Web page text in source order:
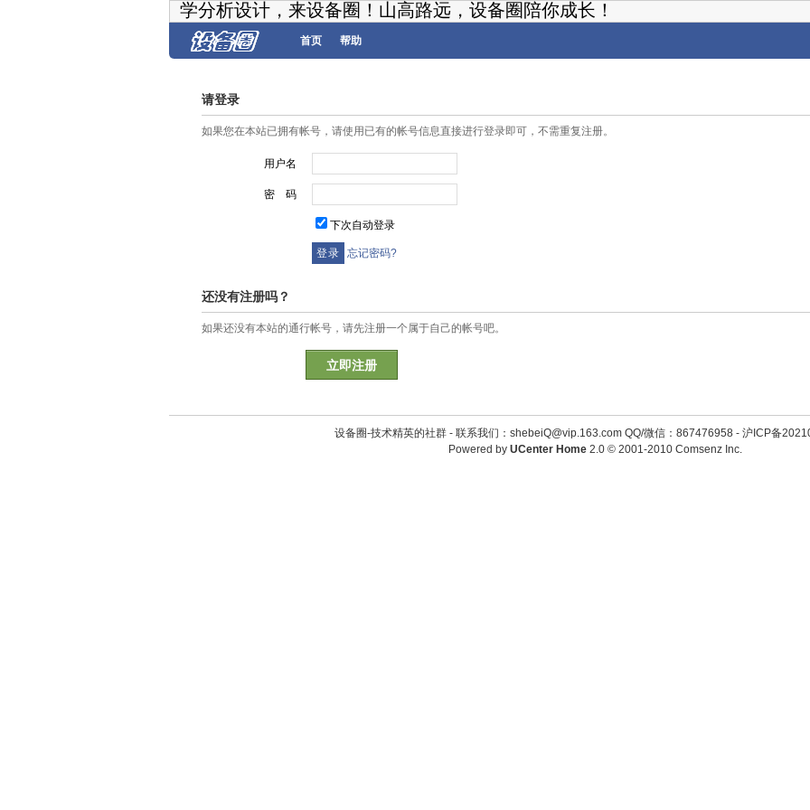
学分析设计，来设备圈！山高路远，设备圈陪你成长！
首页 帮助
请登录
如果您在本站已拥有帐号，请使用已有的帐号信息直接进行登录即可，不需重复注册。
用户名
密 码
下次自动登录
忘记密码?
还没有注册吗？
如果还没有本站的通行帐号，请先注册一个属于自己的帐号吧。
立即注册
设备圈-技术精英的社群 - 联系我们：shebeiQ@vip.163.com QQ/微信：867476958- 沪ICP备
Powered by UCenter Home 2.0© 2001-2010 Comsenz Inc.